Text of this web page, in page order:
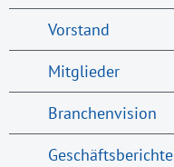
Vorstand
Mitglieder
Branchenvision
Geschäftsberichte